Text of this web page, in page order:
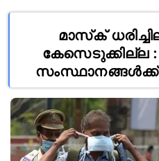
മാസ്‌ക്
കേസെടുക്കില്ല :
സംസ്ഥാനങ്ങള്‍ക്ക്